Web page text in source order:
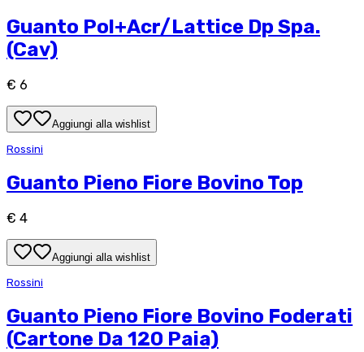
Guanto Pol+Acr/Lattice Dp Spa.
(Cav)
€ 6
Aggiungi alla wishlist
Rossini
Guanto Pieno Fiore Bovino Top
€ 4
Aggiungi alla wishlist
Rossini
Guanto Pieno Fiore Bovino Foderati
(Cartone Da 120 Paia)